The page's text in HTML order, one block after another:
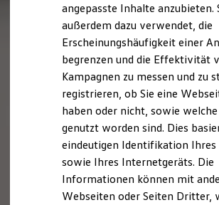
XTL-Dieselkraftstoff
Ersatzteile und
Original Zubehör und Lifestyle
myVolkswagen
myVolkswagen Business
Elektrisch & Autonom
Elektro - & Hybridfahrzeuge
Unser Ansatz
Klimafreundlicher Strom
Reichweite & Ladelösungen
Reichweitensimulator
Ladezeitensimulator
Ladelösungen für
Ladelösungen für
Wallbox und Ladekabel
angepasste Inhalte anzubieten.
außerdem dazu verwendet, die
Erscheinungshäufigkeit einer
begrenzen und die Effektivität
Kampagnen zu messen und zu
registrieren, ob Sie eine
haben oder nicht, sowie
genutzt worden sind. Dies
eindeutigen Identifikation Ihres
sowie Ihres Internetgeräts. Die
Informationen können mit
Webseiten oder Seiten Dritter,